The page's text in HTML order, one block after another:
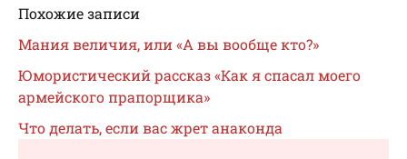
Похожие записи
Мания величия, или «А вы вообще кто?»
Юмористический рассказ «Как я спасал моего
армейского прапорщика»
Что делать, если вас жрет анаконда